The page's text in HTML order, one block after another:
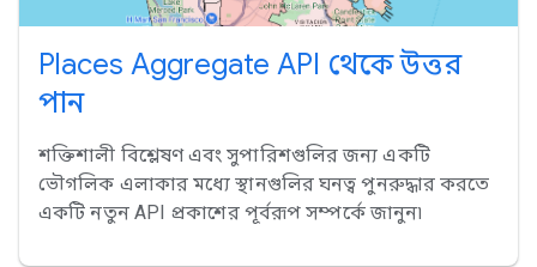
Places Aggregate API থেকে উত্তর
পান
শক্তিশালী বিশ্লেষণ এবং সুপারিশগুলির জন্য একটি
ভৌগলিক এলাকার মধ্যে স্থানগুলির ঘনত্ব পুনরুদ্ধার করতে
একটি নতুন API প্রকাশের পূর্বরূপ সম্পর্কে জানুন৷